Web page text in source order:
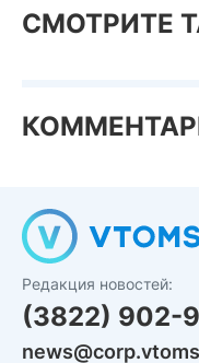
СМОТРИТЕ
Редакция новостей:
(3822) 902-